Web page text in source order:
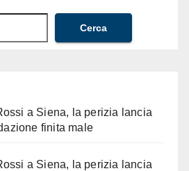
Cerca
a Siena, la perizia lancia
finita male
a Siena, la perizia lancia